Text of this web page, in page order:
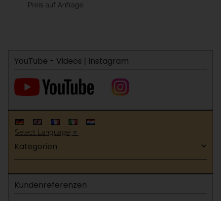
Preis auf Anfrage
YouTube - Videos | Instagram
Select Language ▼
Kategorien
Kundenreferenzen